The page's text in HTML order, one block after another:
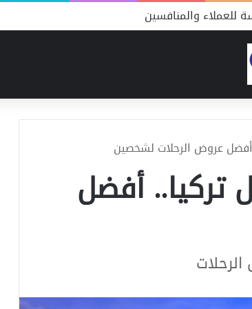
والمنافسين
عروض الرحلات لشخصين
تركيا.. أفضل